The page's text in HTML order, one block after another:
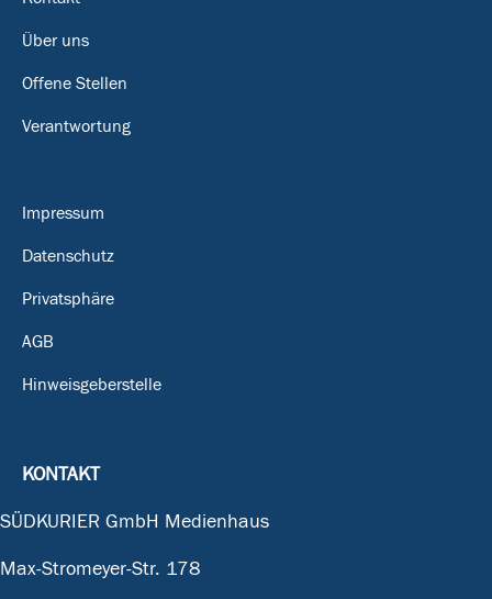
Über uns
Offene Stellen
Verantwortung
Impressum
Datenschutz
Privatsphäre
AGB
Hinweisgeberstelle
KONTAKT
SÜDKURIER GmbH Medienhaus
Max-Stromeyer-Str. 178